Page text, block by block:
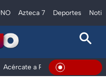
Azteca 7 Deportes
Acércate a Rocío Al Extremo